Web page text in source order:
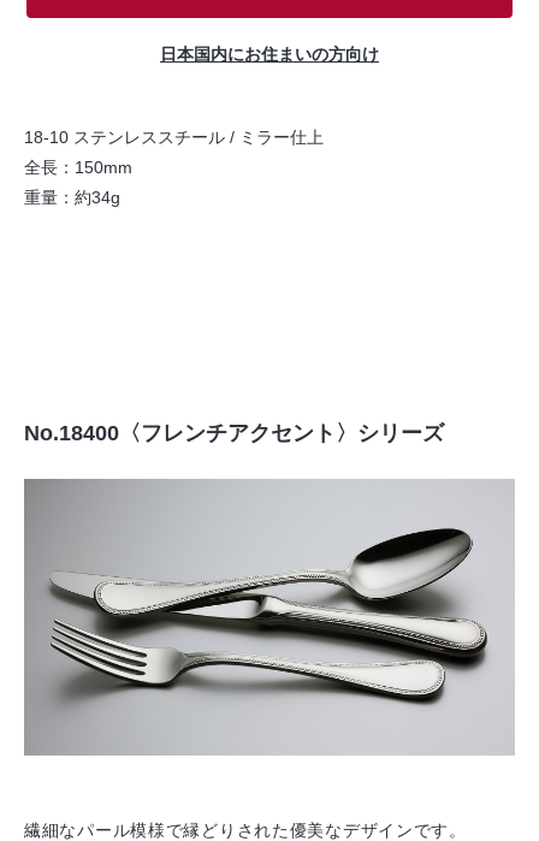
日本国内にお住まいの方向け
18-10 ステンレススチール / ミラー仕上
全長：150mm
重量：約34g
No.18400〈フレンチアクセント〉シリーズ
繊細なパール模様で縁どりされた優美なデザインです。